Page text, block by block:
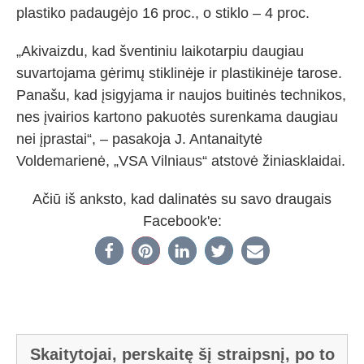
plastiko padaugėjo 16 proc., o stiklo – 4 proc.
„Akivaizdu, kad šventiniu laikotarpiu daugiau
suvartojama gėrimų stiklinėje ir plastikinėje tarose.
Panašu, kad įsigyjama ir naujos buitinės technikos,
nes įvairios kartono pakuotės surenkama daugiau
nei įprastai“, – pasakoja J. Antanaitytė
Voldemarienė, „VSA Vilniaus“ atstovė žiniasklaidai.
Ačiū iš anksto, kad dalinatės su savo draugais
Facebook'e:
Skaitytojai, perskaitę šį straipsnį, po to